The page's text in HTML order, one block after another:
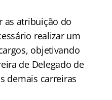
as atribuição do
realizar um
objetivando
de Delegado de
demais carreiras